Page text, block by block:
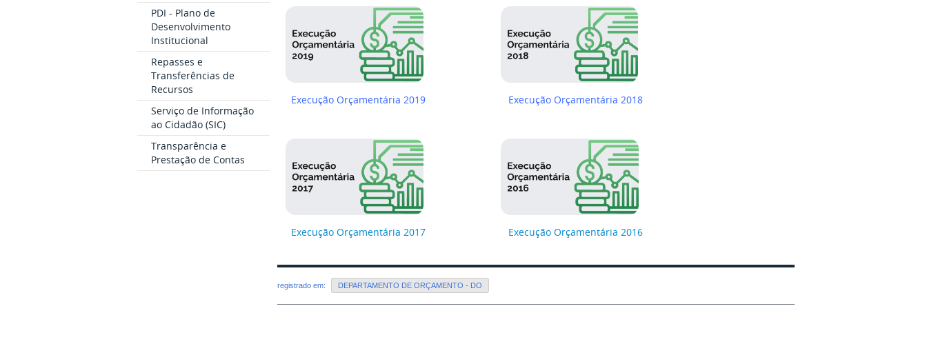
PDI - Plano de
Desenvolvimento
Institucional
Repasses e
Transferências de
Recursos
Serviço de Informação
ao Cidadão (SIC)
Transparência e
Prestação de Contas
Execução Orçamentária 2019 Execução Orçamentária 2018
Execução Orçamentária 2017 Execução Orçamentária 2016
registrado em: DEPARTAMENTO DE ORÇAMENTO - DO